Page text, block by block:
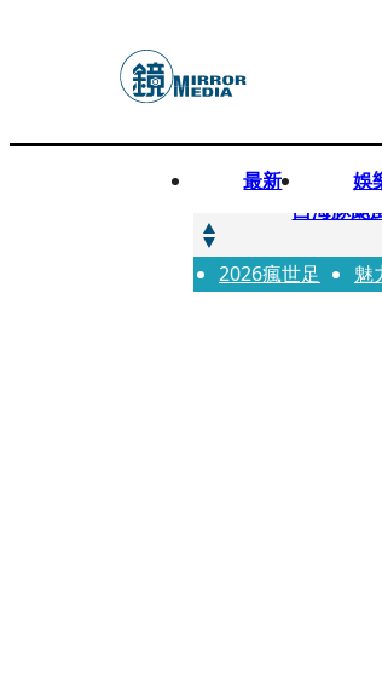
最新 娛
快訊
白海豚颱
快訊
AKIRA台
2026瘋世足 魅